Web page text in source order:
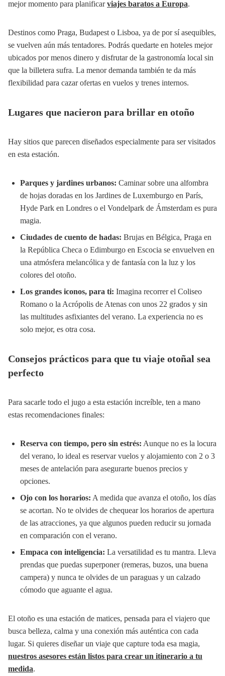
mejor momento para planificarviajes baratos a Europa.
Destinos como Praga, Budapest o Lisboa, ya de por sí asequibles,
se vuelven aún más tentadores. Podrás quedarte en hoteles mejor
ubicados por menos dinero y disfrutar de la gastronomía local sin
que la billetera sufra. La menor demanda también te da más
flexibilidad para cazar ofertas en vuelos y trenes internos.
Lugares que nacieron para brillar en otoño
Hay sitios que parecen diseñados especialmente para ser visitados
en esta estación.
Parques y jardines urbanos: Caminar sobre una alfombra
de hojas doradas en los Jardines de Luxemburgo en París,
Hyde Park en Londres o el Vondelpark de Ámsterdam es pura
magia.
Ciudades de cuento de hadas: Brujas en Bélgica, Praga en
la República Checa o Edimburgo en Escocia se envuelven en
una atmósfera melancólica y de fantasía con la luz y los
colores del otoño.
Los grandes iconos, para ti: Imagina recorrer el Coliseo
Romano o la Acrópolis de Atenas con unos 22 grados y sin
las multitudes asfixiantes del verano. La experiencia no es
solo mejor, es otra cosa.
Consejos prácticos para que tu viaje otoñal sea
perfecto
Para sacarle todo el jugo a esta estación increíble, ten a mano
estas recomendaciones finales:
Reserva con tiempo, pero sin estrés: Aunque no es la locura
del verano, lo ideal es reservar vuelos y alojamiento con 2 o 3
meses de antelación para asegurarte buenos precios y
opciones.
Ojo con los horarios: A medida que avanza el otoño, los días
se acortan. No te olvides de chequear los horarios de apertura
de las atracciones, ya que algunos pueden reducir su jornada
en comparación con el verano.
Empaca con inteligencia: La versatilidad es tu mantra. Lleva
prendas que puedas superponer (remeras, buzos, una buena
campera) y nunca te olvides de un paraguas y un calzado
cómodo que aguante el agua.
El otoño es una estación de matices, pensada para el viajero que
busca belleza, calma y una conexión más auténtica con cada
lugar. Si quieres diseñar un viaje que capture toda esa magia,
nuestros asesores están listos para crear un itinerario a tu
medida.